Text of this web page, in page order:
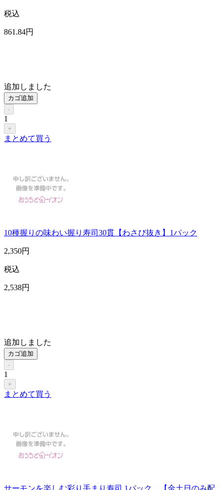
税込
861 .84円
追加しました
カゴ追加
-
1
+
まとめて買う
10種握りの味わい握り寿司30貫【わさび抜き】1パック
2,350円
税込
2,538円
追加しました
カゴ追加
-
1
+
まとめて買う
サーモンを楽しむ彩り手まり寿司 1パック 【金土日のみ配